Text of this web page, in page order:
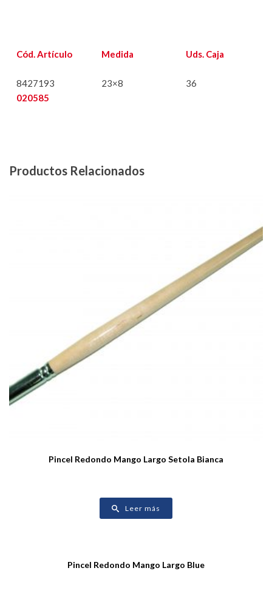
Cód. Artículo Medida Uds. Caja
8427193
020585
23×8 36
Productos Relacionados
Pincel Redondo Mango Largo Setola Bianca
Leer más
Pincel Redondo Mango Largo Blue